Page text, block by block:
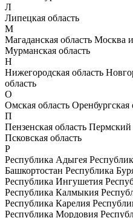
Л
Липецкая область
М
Магаданская область Москва
Мурманская область
Н
Нижегородская область
область
О
Омская область Оренбургская
П
Пензенская область Пермский
Псковская область
Р
Республика Адыгея
Башкортостан Республика
Республика Ингушетия
Республика Калмыкия
Республика Карелия
Республика Мордовия